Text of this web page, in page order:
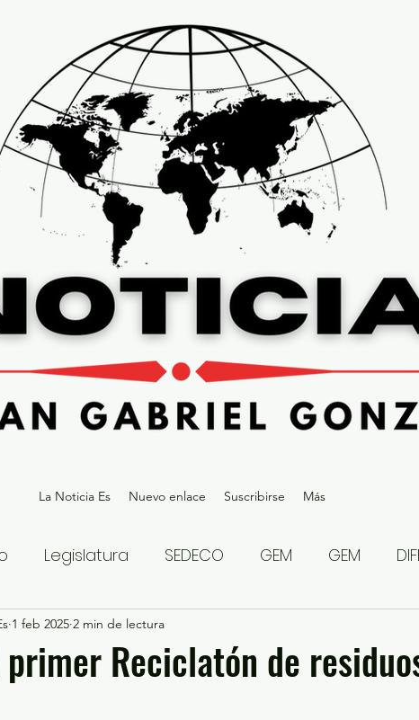
La Noticia Es Nuevo enlace Suscribirse Más
Legislatura SEDECO GEM GEM
Gubernatura Edoméx 2023
primer Reciclatón de
1 feb 2025 2 min de lectura